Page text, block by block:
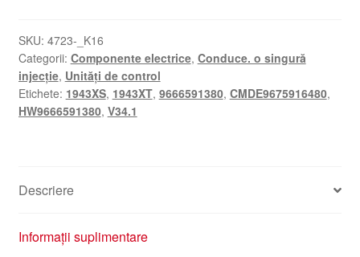
SKU: 4723-_K16
Categorii: Componente electrice, Conduce. o singură
injecție, Unități de control
Etichete: 1943XS, 1943XT, 9666591380, CMDE9675916480,
HW9666591380, V34.1
Descriere
Informații suplimentare